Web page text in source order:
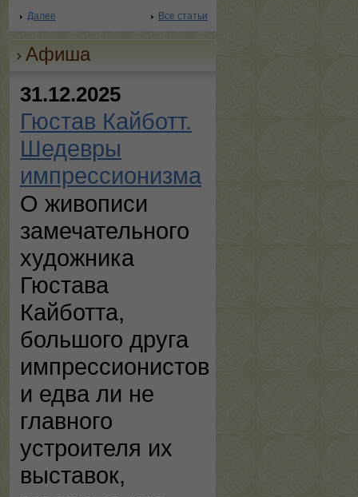
Далее Все статьи
Афиша
31.12.2025
Гюстав Кайботт.
Шедевры
импрессионизма
О живописи
замечательного
художника
Гюстава
Кайботта,
большого друга
импрессионистов
и едва ли не
главного
устроителя их
выставок,